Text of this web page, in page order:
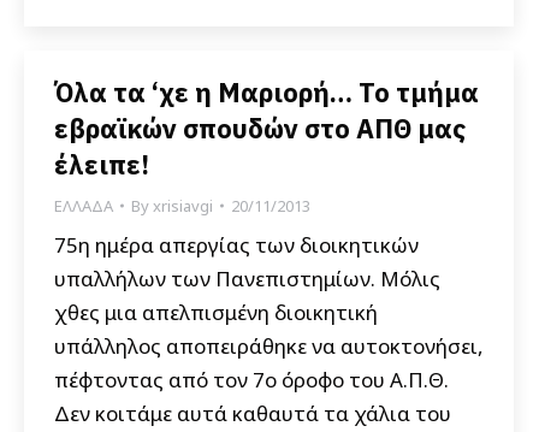
Όλα τα ‘χε η Μαριορή… Το τμήμα
εβραϊκών σπουδών στο ΑΠΘ μας
έλειπε!
ΕΛΛΑΔΑ Byxrisiavgi 20/11/2013
75η ημέρα απεργίας των διοικητικών
υπαλλήλων των Πανεπιστημίων. Μόλις
χθες μια απελπισμένη διοικητική
υπάλληλος αποπειράθηκε να αυτοκτονήσει,
πέφτοντας από τον 7ο όροφο του Α.Π.Θ.
Δεν κοιτάμε αυτά καθαυτά τα χάλια του